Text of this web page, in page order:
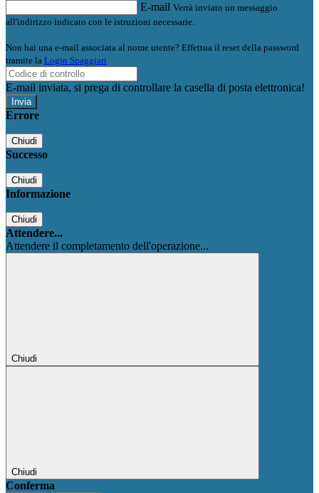
E-mail Verrà inviato un messaggio
all'indirizzo indicato con le istruzioni necessarie.
Non hai una e-mail associata al nome utente? Effettua il reset della password
tramite la Login Spaggiari
E-mail inviata, si prega di controllare la casella di posta elettronica!
Errore
Chiudi
Successo
Chiudi
Informazione
Chiudi
Attendere...
Attendere il completamento dell'operazione...
Chiudi
Chiudi
Conferma